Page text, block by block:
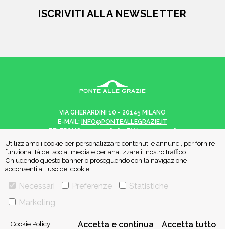
Utilizziamo i cookie per personalizzare contenuti e annunci, per fornire
funzionalità dei social media e per analizzare il nostro traffico.
Chiudendo questo banner o proseguendo con la navigazione
acconsenti all'uso dei cookie.
Necessari Preferenze
Statistiche
Marketing
Cookie Policy Accetta e continua Accetta tutto
ISCRIVITI ALLA NEWSLETTER
VIA GHERARDINI 10 - 20145 MILANO
E-MAIL:
INFO@PONTEALLEGRAZIE.IT
TELEFONO0234597626- FAX0234597206
ADRIANO SALANI EDITORE S.R.L.
P. IVA
12630510159
PRIVACY POLICY COOKIE POLICY